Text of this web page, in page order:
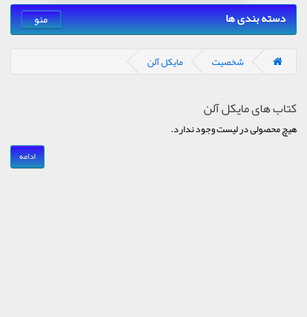
دسته بندی ها منو
شخصیت مایکل آلن
کتاب های مایکل آلن
هیچ محصولی در لیست وجود ندارد.
ادامه